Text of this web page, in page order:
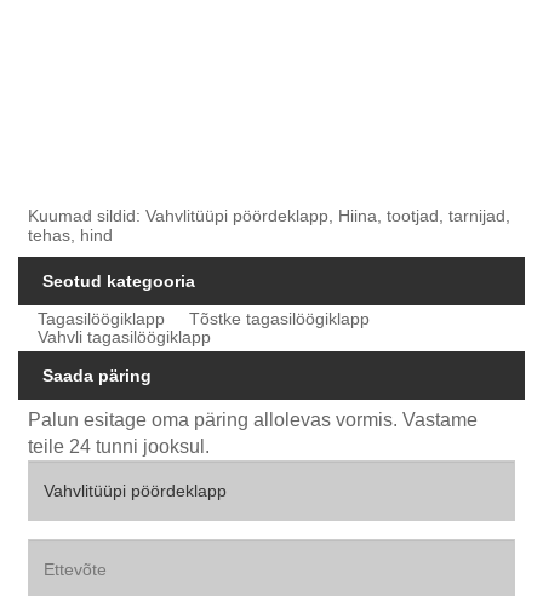
Kuumad sildid: Vahvlitüüpi pöördeklapp, Hiina, tootjad, tarnijad,
tehas, hind
Seotud kategooria
Tagasilöögiklapp
Tõstke tagasilöögiklapp
Vahvli tagasilöögiklapp
Saada päring
Palun esitage oma päring allolevas vormis. Vastame
teile 24 tunni jooksul.